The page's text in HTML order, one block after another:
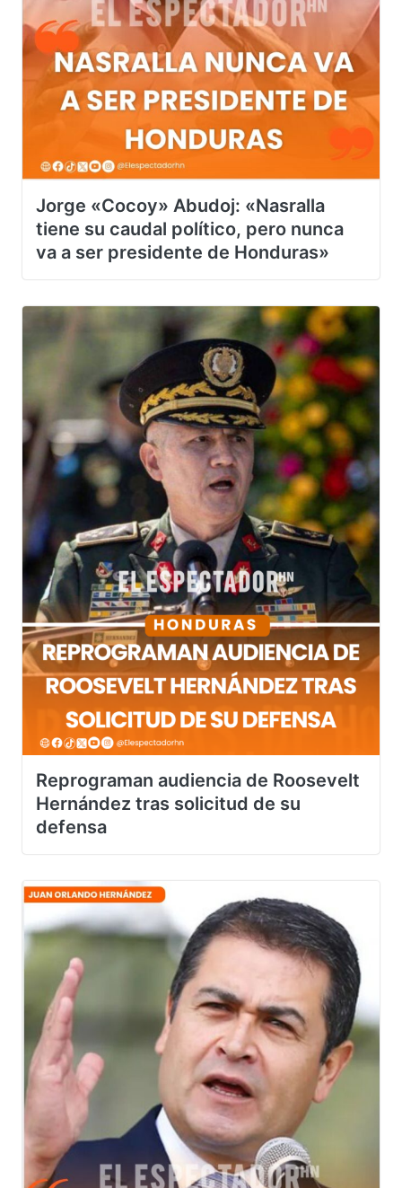
Jorge «Cocoy» Abudoj: «Nasralla
tiene su caudal político, pero nunca
Reprograman audiencia de Roosevelt
Hernández tras solicitud de su